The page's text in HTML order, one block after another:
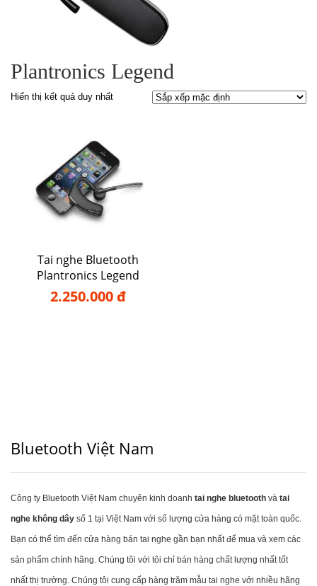
Plantronics Legend
Hiển thị kết quả duy nhất
Tai nghe Bluetooth
Plantronics Legend
2.250.000 đ
Bluetooth Việt Nam
Công ty Bluetooth Việt Nam chuyên kinh doanh tai nghe bluetooth và tai
nghe không dây số 1 tại Việt Nam với số lượng cửa hàng có mặt toàn quốc.
Bạn có thể tìm đến cửa hàng bán tai nghe gần bạn nhất để mua và xem các
sản phẩm chính hãng. Chúng tôi với tôi chỉ bán hàng chất lượng nhất tốt
nhất thị trường. Chúng tôi cung cấp hàng trăm mẫu tai nghe với nhiều hãng